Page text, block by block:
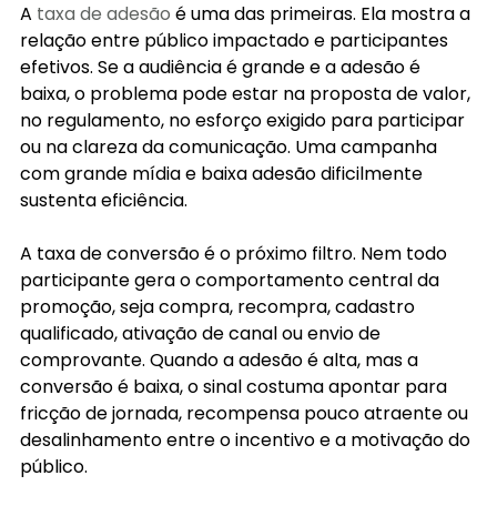
A taxa de adesão é uma das primeiras. Ela mostra a
relação entre público impactado e participantes
efetivos. Se a audiência é grande e a adesão é
baixa, o problema pode estar na proposta de valor,
no regulamento, no esforço exigido para participar
ou na clareza da comunicação. Uma campanha
com grande mídia e baixa adesão dificilmente
sustenta eficiência.
A taxa de conversão é o próximo filtro. Nem todo
participante gera o comportamento central da
promoção, seja compra, recompra, cadastro
qualificado, ativação de canal ou envio de
comprovante. Quando a adesão é alta, mas a
conversão é baixa, o sinal costuma apontar para
fricção de jornada, recompensa pouco atraente ou
desalinhamento entre o incentivo e a motivação do
público.